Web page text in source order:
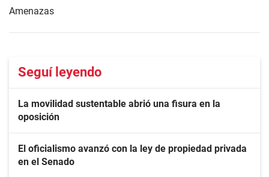
Amenazas
Seguí leyendo
La movilidad sustentable abrió una fisura en la
oposición
El oficialismo avanzó con la ley de propiedad privada
en el Senado